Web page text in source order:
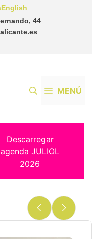
44
English
MENÚ
Descarregar
agenda JULIOL
2026